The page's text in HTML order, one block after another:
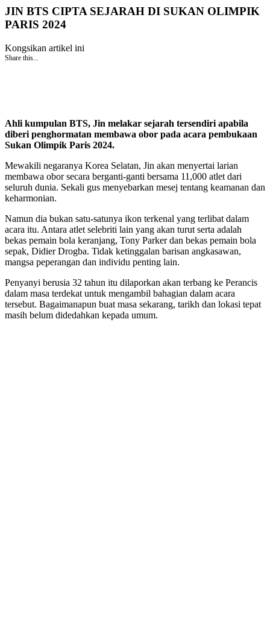
JIN BTS CIPTA SEJARAH DI SUKAN OLIMPIK
PARIS 2024
Kongsikan artikel ini
Share this...
Ahli kumpulan BTS, Jin melakar sejarah tersendiri apabila
diberi penghormatan membawa obor pada acara pembukaan
Sukan Olimpik Paris 2024.
Mewakili negaranya Korea Selatan, Jin akan menyertai larian
membawa obor secara berganti-ganti bersama 11,000 atlet dari
seluruh dunia. Sekali gus menyebarkan mesej tentang keamanan dan
keharmonian.
Namun dia bukan satu-satunya ikon terkenal yang terlibat dalam
acara itu. Antara atlet selebriti lain yang akan turut serta adalah
bekas pemain bola keranjang, Tony Parker dan bekas pemain bola
sepak, Didier Drogba. Tidak ketinggalan barisan angkasawan,
mangsa peperangan dan individu penting lain.
Penyanyi berusia 32 tahun itu dilaporkan akan terbang ke Perancis
dalam masa terdekat untuk mengambil bahagian dalam acara
tersebut. Bagaimanapun buat masa sekarang, tarikh dan lokasi tepat
masih belum didedahkan kepada umum.